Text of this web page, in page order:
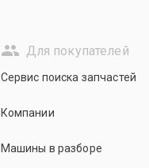
Для покупателей
Сервис поиска запчастей
Компании
Машины в разборе